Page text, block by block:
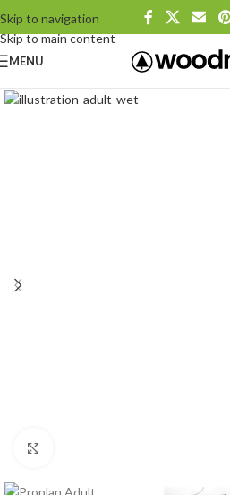
Skip to navigation
Skip to main content
MENU